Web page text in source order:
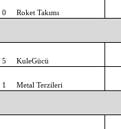
0 Roket Takımı
5 KuleGücü
1 Metal Terzileri